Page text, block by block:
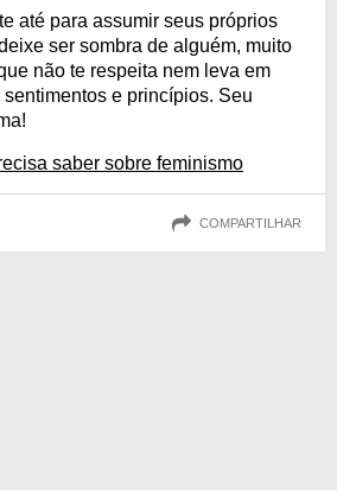
até para assumir seus próprios
ser sombra de alguém, muito
não te respeita nem leva em
e princípios. Seu
saber sobre feminismo
COMPARTILHAR